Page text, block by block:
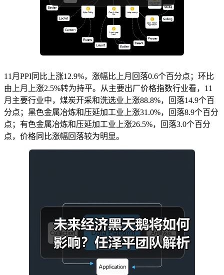
11月PPI同比上涨12.9%，涨幅比上月回落0.6个百分点；环比
由上月上涨2.5%转为持平。从主要出厂价格指数行业看，11
月主要行业中，煤炭开采和洗选业上涨88.8%，回落14.9个百
分点；黑色金属冶炼和压延加工业上涨31.0%，回落8.9个百分
点；有色金属冶炼和压延加工业上涨26.5%，回落3.0个百分
点，价格同比涨幅回落较为明显。